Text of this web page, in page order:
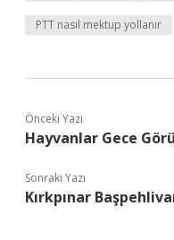
PTT nasıl mektup yollanır
Önceki Yazı
Hayvanlar Gece
Sonraki Yazı
Kırkpınar